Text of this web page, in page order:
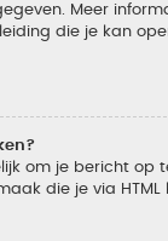
Meer
die je kan
om je bericht op
die je via